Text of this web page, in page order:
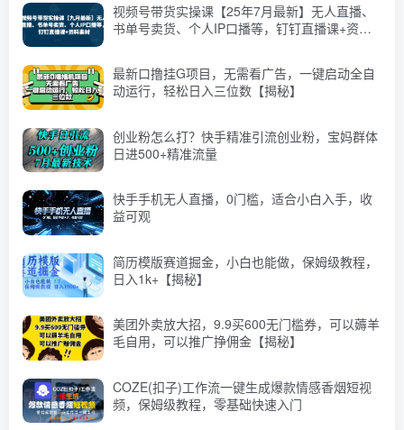
视频号带货实操课【25年7月最新】无人直播、
书单号卖货、个人IP口播等，钉钉直播课+资料
最新口撸挂G项目，无需看广告，一键启动全自
动运行，轻松日入三位数【揭秘】
创业粉怎么打？快手精准引流创业粉，宝妈群体
日进500+精准流量
快手手机无人直播，0门槛，适合小白入手，收
益可观
简历模版赛道掘金，小白也能做，保姆级教程，
日入1k+【揭秘】
美团外卖放大招，9.9买600无门槛券，可以薅羊
毛自用，可以推广挣佣金【揭秘】
COZE(扣子)工作流一键生成爆款情感香烟短视
频，保姆级教程，零基础快速入门